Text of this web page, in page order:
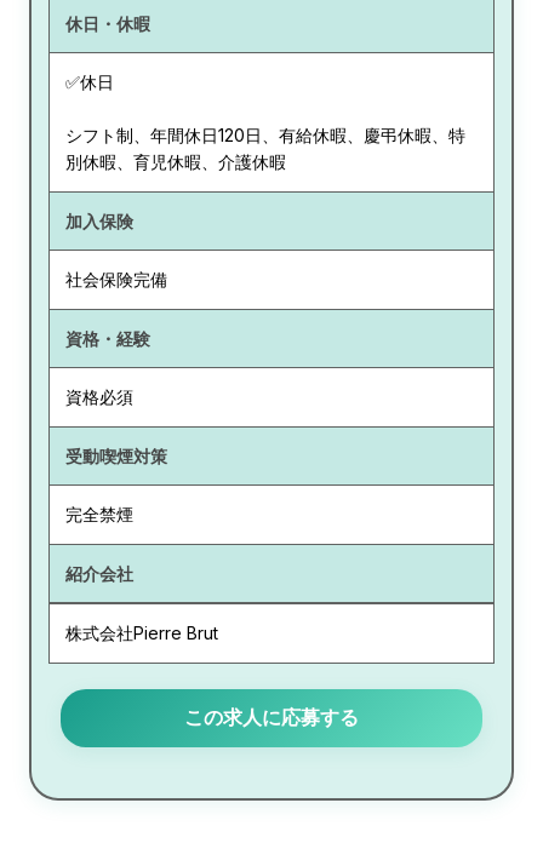
休日・休暇
✅休日
シフト制、年間休日120日、有給休暇、慶弔休暇、特
別休暇、育児休暇、介護休暇
加入保険
社会保険完備
資格・経験
資格必須
受動喫煙対策
完全禁煙
紹介会社
株式会社Pierre Brut
この求人に応募する